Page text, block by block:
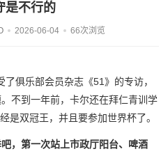
是不行的
2026-06-04 66次浏览
俱乐部会员杂志《51》的专访，
不到一年前，卡尔还在拜仁青训学
是双冠王，并且要参加世界杯了。
，第一次站上市政厅阳台、啤酒